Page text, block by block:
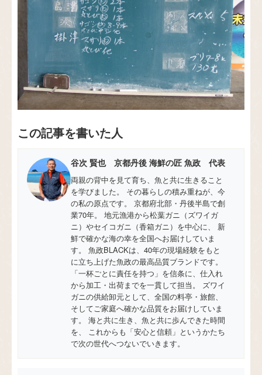
この記事を書いた人
谷次 賢也 京都丹後 海鮮の匠 魚政 代表
両親の背中を見て育ち、魚と共に生きること
を学びました。 その暮らしの積み重ねが、今
の私の原点です。 京都府北部・丹後半島で創
業70年。 地元漁港から松葉ガニ（ズワイガ
ニ）やセイコガニ（香箱ガニ）を中心に、 新
鮮で確かな海の幸を全国へお届けしていま
す。 魚政BLACKは、40年の現場経験をもと
に立ち上げた魚政の最高品質ブランドです。
「一杯ごとに責任を持つ」を信条に、仕入れ
から加工・出荷までを一貫して担当。 ズワイ
ガニの供給卸元として、全国の料亭・旅館、
そしてご家庭へ確かな品質をお届けしていま
す。 海と共に生き、魚と共に歩んできた時間
を、 これからも「安心と信頼」というかたち
で次の世代へつないでいきます。